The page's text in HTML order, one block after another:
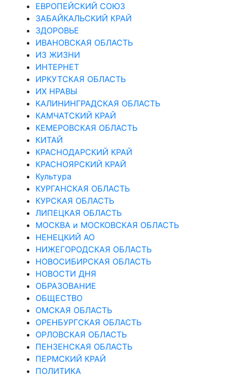
ЕВРОПЕЙСКИЙ СОЮЗ
ЗАБАЙКАЛЬСКИЙ КРАЙ
ЗДОРОВЬЕ
ИВАНОВСКАЯ ОБЛАСТЬ
ИЗ ЖИЗНИ
ИНТЕРНЕТ
ИРКУТСКАЯ ОБЛАСТЬ
ИХ НРАВЫ
КАЛИНИНГРАДCКАЯ ОБЛАСТЬ
КАМЧАТСКИЙ КРАЙ
КЕМЕРОВСКАЯ ОБЛАСТЬ
КИТАЙ
КРАСНОДАРСКИЙ КРАЙ
КРАСНОЯРСКИЙ КРАЙ
Культура
КУРГАНСКАЯ ОБЛАСТЬ
КУРСКАЯ ОБЛАСТЬ
ЛИПЕЦКАЯ ОБЛАСТЬ
МОСКВА и МОСКОВСКАЯ ОБЛАСТЬ
НЕНЕЦКИЙ АО
НИЖЕГОРОДСКАЯ ОБЛАСТЬ
НОВОСИБИРСКАЯ ОБЛАСТЬ
НОВОСТИ ДНЯ
ОБРАЗОВАНИЕ
ОБЩЕСТВО
ОМСКАЯ ОБЛАСТЬ
ОРЕНБУРГСКАЯ ОБЛАСТЬ
ОРЛОВСКАЯ ОБЛАСТЬ
ПЕНЗЕНСКАЯ ОБЛАСТЬ
ПЕРМСКИЙ КРАЙ
ПОЛИТИКА